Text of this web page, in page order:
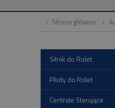
Strona główna
Silnik do Rolet
Piloty do Rolet
Centrale Sterujące